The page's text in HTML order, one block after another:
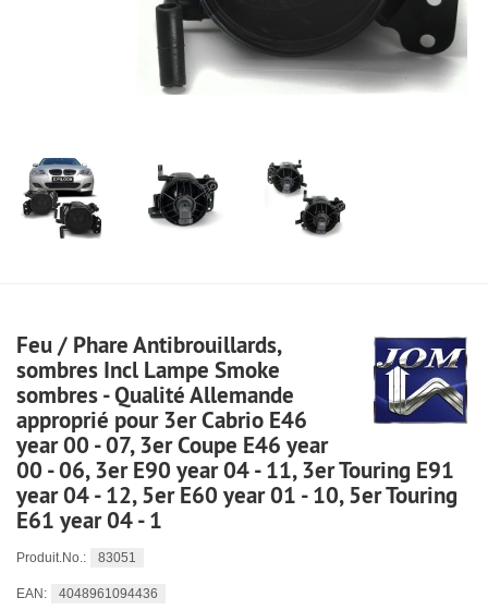
Feu / Phare Antibrouillards,
sombres Incl Lampe Smoke
sombres - Qualité Allemande
approprié pour 3er Cabrio E46
year 00 - 07, 3er Coupe E46 year
00 - 06, 3er E90 year 04 - 11, 3er Touring E91
year 04 - 12, 5er E60 year 01 - 10, 5er Touring
E61 year 04 - 1
Produit.No.: 83051
EAN: 4048961094436